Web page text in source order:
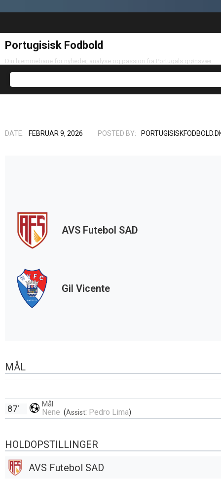
Portugisisk Fodbold
Din hjemmebane for nyheder, analyse og passion fra Portugals grønsvær
DATE: FEBRUAR 9, 2026 POSTED BY:
AVS Futebol SAD
Gil Vicente
MÅL
Mål
Nene (Assist: Pedro Lima)
87'
HOLDOPSTILLINGER
AVS Futebol SAD